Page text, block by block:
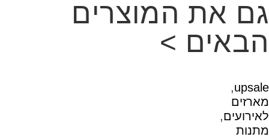
גם את המוצרים
הבאים >
upsale
,
מארזים
לאירועים,
מתנות